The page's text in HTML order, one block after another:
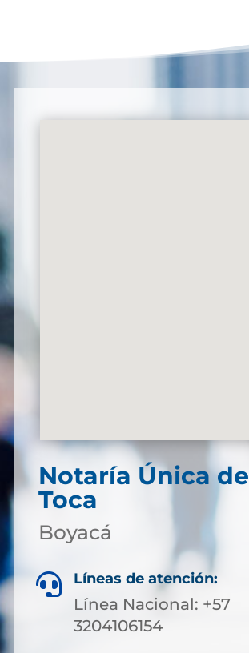
Notaría Única de
Toca
Boyacá
 Líneas de atención:
Línea Nacional: +57
3204106154